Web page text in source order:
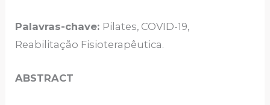
Palavras-chave: Pilates, COVID-19,
Reabilitação Fisioterapêutica.
ABSTRACT